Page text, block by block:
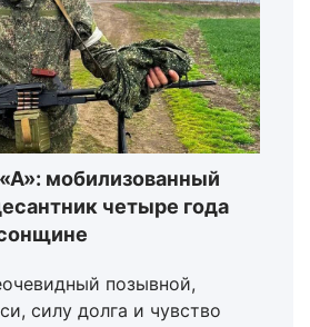
мобилизованный
четыре года
позывной,
силу долга и чувство